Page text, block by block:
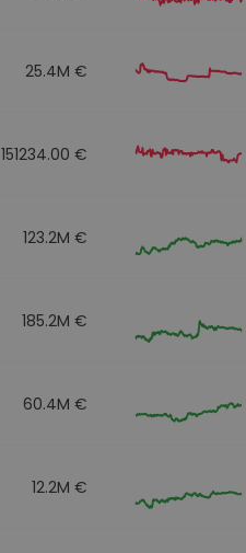
25.4M €
151234.00 €
123.2M €
185.2M €
60.4M €
12.2M €